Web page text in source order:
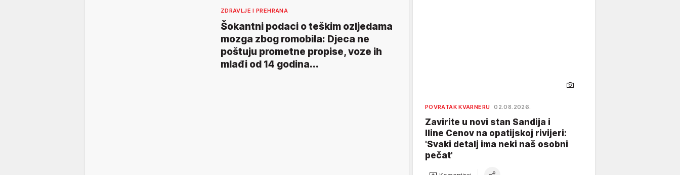
ZDRAVLJE I PREHRANA
Šokantni podaci o teškim ozljedama
mozga zbog romobila: Djeca ne
poštuju prometne propise, voze ih
mlađi od 14 godina...
POVRATAK KVARNERU 02.08.2026.
Zavirite u novi stan Sandija i
Iline Cenov na opatijskoj rivijeri:
'Svaki detalj ima neki naš osobni
pečat'